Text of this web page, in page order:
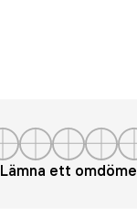
Lämna ett omdöme